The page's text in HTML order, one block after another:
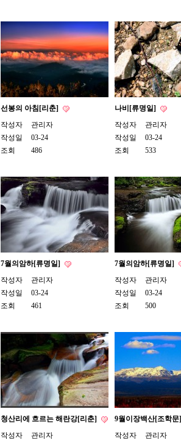
선봉의 아침[리춘]
작성자
관리자
작성일
03-24
조회
486
나비[류명일]
작성자
관리자
작성일
03-24
조회
533
7월의암하[류명일]
작성자
관리자
작성일
03-24
조회
461
7월의암하[류명일]
작성자
관리자
작성일
03-24
조회
500
청산리에 흐르는 해란강[리춘]
작성자
관리자
9월이장백산[조학문]
작성자
관리자